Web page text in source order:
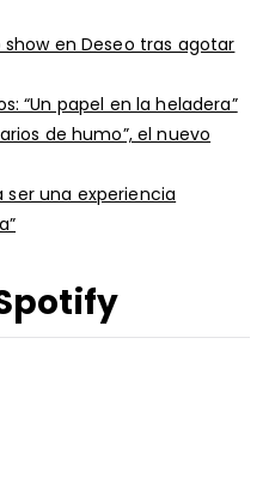
en Deseo tras agotar
“Un papel en la heladera”
de humo”, el nuevo
ser una experiencia